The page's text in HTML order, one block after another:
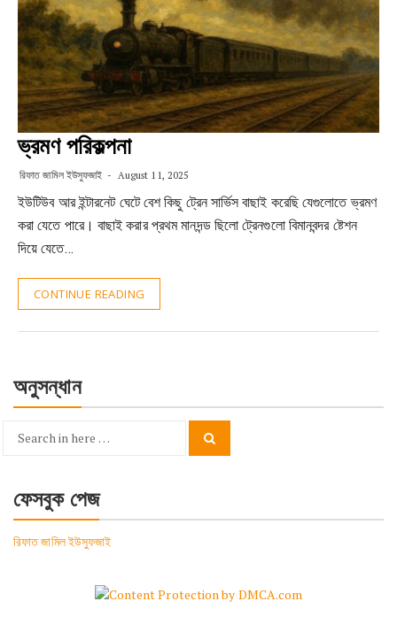
ভ্রমণ পরিকল্পনা
রিফাত জামিল ইউসুফজাই August 11, 2025
ইউটিউব আর ইন্টারনেট ঘেটে বেশ কিছু ট্রেন সার্ভিস বাছাই করেছি যেগুলোতে ভ্রমণ
করা যেতে পারে। বাছাই করার প্রথম মানদন্ড ছিলো ট্রেনগুলো বিমানবন্দর ষ্টেশন
দিয়ে যেতে…
CONTINUE READING
অনুসন্ধান
Search
ফেসবুক পেজ
রিফাত জামিল ইউসুফজাই